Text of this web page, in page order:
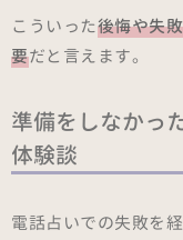
こういった後悔や失
要だと言えます。
準備をしなかっ
体験談
電話占いでの失敗を